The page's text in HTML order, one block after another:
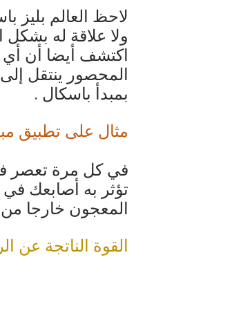
لاحظ العالم بليز
ولا علاقة له بشكل
اكتشف أيضا أن
المحصور ينتقل
بمبدأ باسكال .
مثال على تطبيق
في كل مرة تعصر
تؤثر به أصابعك
المعجون خارجا
القوة الناتجة عن